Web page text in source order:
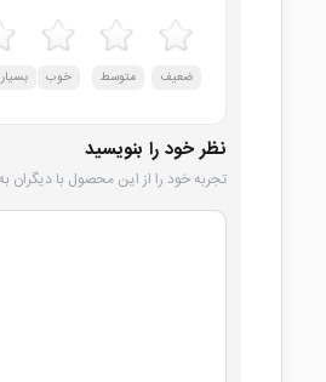
ضعیف متوسط خوب
نظر خود را بنویسید
تجربه خود را از این محصول با دیگران